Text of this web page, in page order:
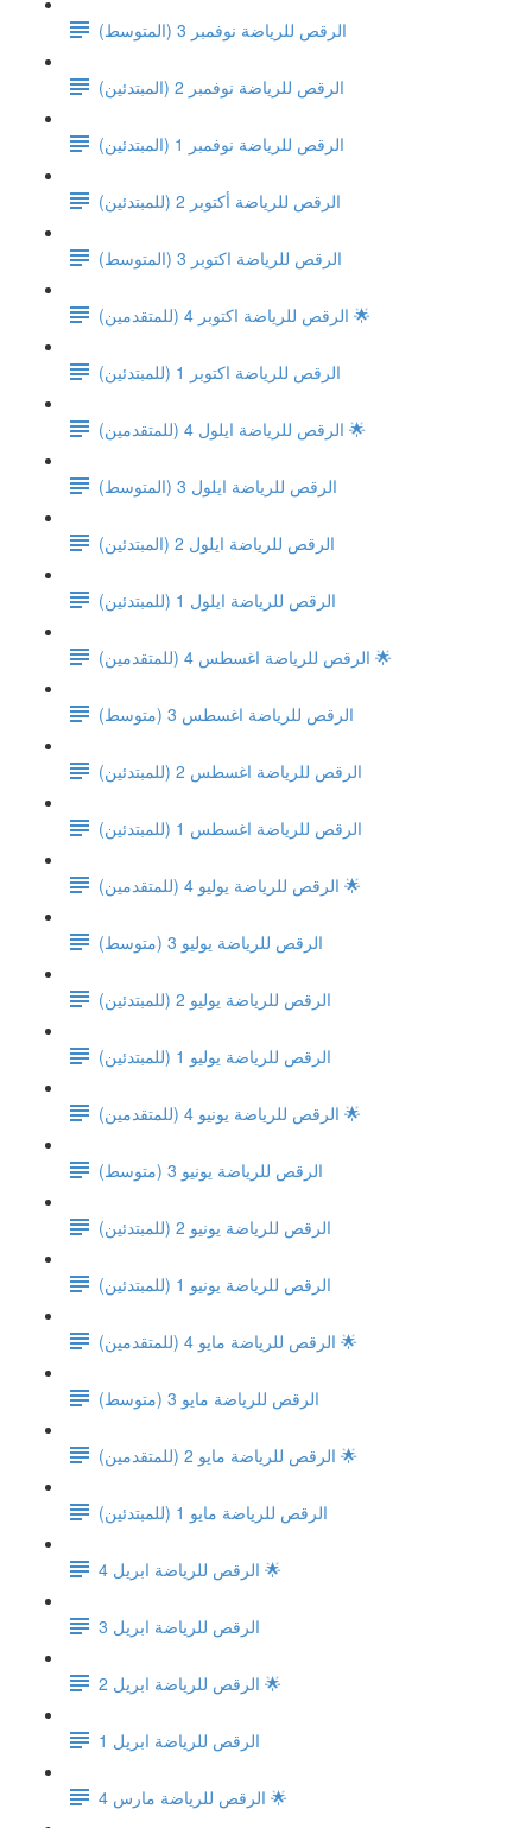
(الرقص للرياضة نوفمبر 3 (المتوسط
الرقص للرياضة نوفمبر 2 (المبتدئين)
الرقص للرياضة نوفمبر 1 (المبتدئين)
الرقص للرياضة أكتوبر 2 (للمبتدئين)
(الرقص للرياضة اكتوبر 3 (المتوسط
الرقص للرياضة اكتوبر 4 (للمتقدمين) 🌟
(الرقص للرياضة اكتوبر 1 (للمبتدئين
الرقص للرياضة ايلول 4 (للمتقدمين) 🌟
(الرقص للرياضة ايلول 3 (المتوسط
(الرقص للرياضة ايلول 2 (المبتدئين
(الرقص للرياضة ايلول 1 (للمبتدئين
الرقص للرياضة اغسطس 4 (للمتقدمين) 🌟
الرقص للرياضة اغسطس 3 (متوسط)
(الرقص للرياضة اغسطس 2 (للمبتدئين
(الرقص للرياضة اغسطس 1 (للمبتدئين
الرقص للرياضة يوليو 4 (للمتقدمين) 🌟
الرقص للرياضة يوليو 3 (متوسط)
الرقص للرياضة يوليو 2 (للمبتدئين)
الرقص للرياضة يوليو 1 (للمبتدئين)
الرقص للرياضة يونيو 4 (للمتقدمين) 🌟
الرقص للرياضة يونيو 3 (متوسط)
الرقص للرياضة يونيو 2 (للمبتدئين)
الرقص للرياضة يونيو 1 (للمبتدئين)
الرقص للرياضة مايو 4 (للمتقدمين) 🌟
الرقص للرياضة مايو 3 (متوسط)
الرقص للرياضة مايو 2 (للمتقدمين) 🌟
الرقص للرياضة مايو 1 (للمبتدئين)
الرقص للرياضة ابريل 4 🌟
الرقص للرياضة ابريل 3
الرقص للرياضة ابريل 2 🌟
الرقص للرياضة ابريل 1
الرقص للرياضة مارس 4 🌟